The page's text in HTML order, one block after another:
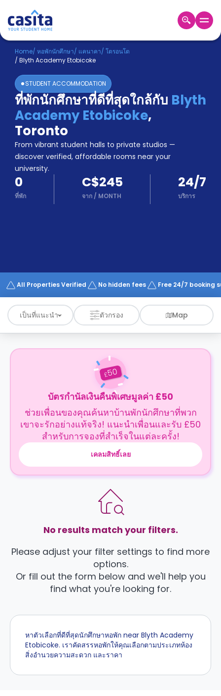
Home TH CAD
เข้าสู่
ระบบ
Booking
Accommodation
About
us
Blog
Refer
And
Earn
Become
A
Partner
Help
Works
Home/ หอพักนักศึกษา/ แคนาคา/ โตรอนโต
/ Blyth Academy Etobicoke
STUDENT ACCOMMODATION
ที่พักนักศึกษาที่ดีที่สุดใกล้กับ Blyth
Academy Etobicoke,
Toronto
From vibrant student halls to private studios —
discover verified, affordable rooms near your
university.
0
ที่พัก
C$245
จาก/ MONTH
24/7
บริการ
All Properties Verified No hidden fees Free 24/7 booking
เป็นที่แนะนำ ตัวกรอง Map
£50
บัตรกำนัลเงินคืนพิเศษมูลค่า £50
ช่วยเพื่อนของคุณค้นหาบ้านพักนักศึกษาที่พวก
เขาจะรักอย่างแท้จริง! แนะนำเพื่อนและรับ £50
สำหรับการจองที่สำเร็จในแต่ละครั้ง!
เคลมสิทธิ์เลย
No results match your filters.
Please adjust your filter settings to find more
options.
Or fill out the form below and we'll help you
find what you're looking for.
หาตัวเลือกที่ดีที่สุดนักศึกษาหอพัก near Blyth Academy
Etobicoke. เราคัดสรรหอพักให้คุณเลือกตามประเภทห้อง
สิ่งอำนวยความสะดวก และราคา